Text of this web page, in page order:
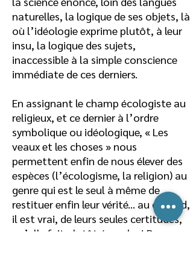
naturelles, la logique de ses objets, là
où l’idéologie exprime plutôt, à leur
insu, la logique des sujets,
inaccessible à la simple conscience
immédiate de ces derniers.
En assignant le champ écologiste au
religieux, et ce dernier à l’ordre
symbolique ou idéologique, « Les
veaux et les choses » nous
permettent enfin de nous élever des
espèces (l’écologisme, la religion) au
genre qui est le seul à même de
restituer enfin leur vérité... au dépend,
il est vrai, de leurs seules certitudes,
qu’elle fait plutôt écrouler ! Dans